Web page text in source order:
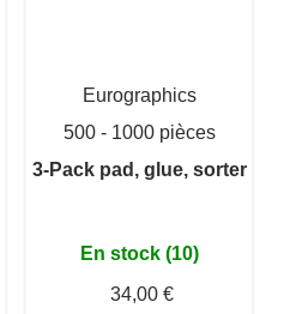
Eurographics
500 - 1000 pièces
3-Pack pad, glue, sorter
En stock (10)
34,00 €